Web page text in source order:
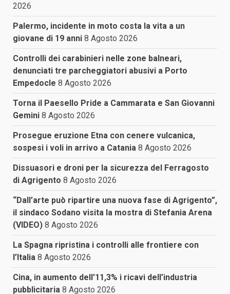
2026
Palermo, incidente in moto costa la vita a un
giovane di 19 anni 8 Agosto 2026
Controlli dei carabinieri nelle zone balneari,
denunciati tre parcheggiatori abusivi a Porto
Empedocle 8 Agosto 2026
Torna il Paesello Pride a Cammarata e San Giovanni
Gemini 8 Agosto 2026
Prosegue eruzione Etna con cenere vulcanica,
sospesi i voli in arrivo a Catania 8 Agosto 2026
Dissuasori e droni per la sicurezza del Ferragosto
di Agrigento 8 Agosto 2026
“Dall’arte può ripartire una nuova fase di Agrigento”,
il sindaco Sodano visita la mostra di Stefania Arena
(VIDEO) 8 Agosto 2026
La Spagna ripristina i controlli alle frontiere con
l’Italia 8 Agosto 2026
Cina, in aumento dell’11,3% i ricavi dell’industria
pubblicitaria 8 Agosto 2026